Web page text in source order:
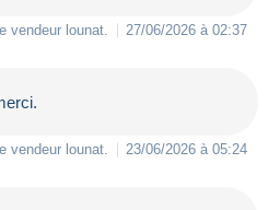
vendeur lounat. 27/06/2026 à 02:37
vendeur lounat. 23/06/2026 à 05:24